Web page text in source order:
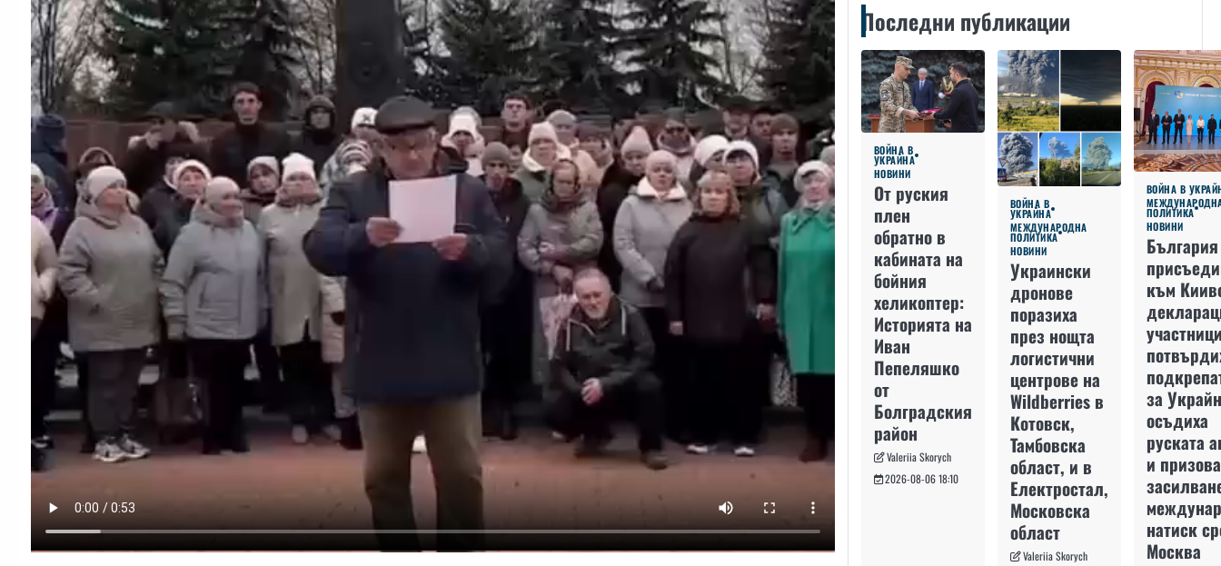
Последни публикации
ВОЙНА В
УКРАЙНА
НОВИНИ
От руския
плен
обратно в
кабината на
бойния
хеликоптер:
Историята на
Иван
Пепеляшко
от
Болградския
район
Valeriia Skorych
2026-08-06 18:10
ВОЙНА В
УКРАЙНА
МЕЖДУНАРОДНА
ПОЛИТИКА
НОВИНИ
Украински
дронове
поразиха
през нощта
логистични
центрове на
Wildberries в
Котовск,
Тамбовска
област, и в
Електростал,
Московска
област
Valeriia Skorych
ВОЙНА В
ПОЛИТИКА
НОВИНИ
към
за
осъдиха
руската
и
натиск
Москва